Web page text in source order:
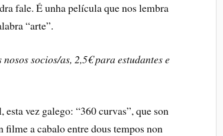
fale. É unha película que nos lembra
“arte”.
socios/as, 2,5€ para estudantes e
vez galego: “360 curvas”, que son
filme a cabalo entre dous tempos non